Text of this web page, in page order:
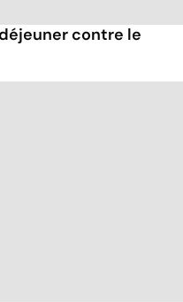
contre le